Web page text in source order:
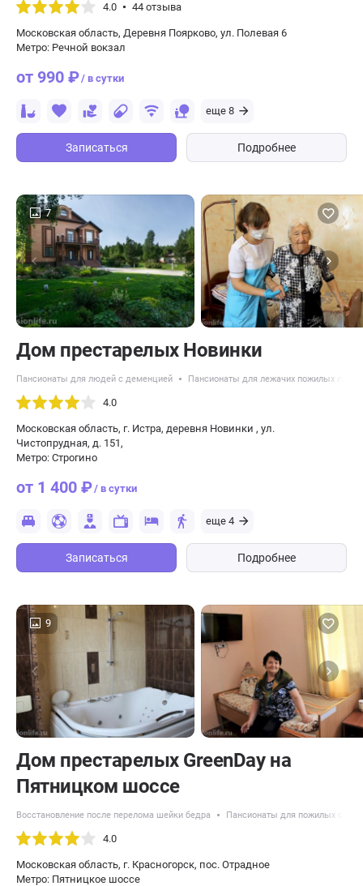
4.0 44 отзыва
Московская область, Деревня Поярково, ул. Полевая 6
Метро: Речной вокзал
от 990 ₽/ в сутки
еще 8
Записаться Подробнее
7
Дом престарелых Новинки
Пансионаты для людей с деменцией Пансионаты для лежачих пожилых
4.0
Московская область, г. Истра, деревня Новинки , ул.
Чистопрудная, д. 151,
Метро: Строгино
от 1 400 ₽/ в сутки
еще 4
Записаться Подробнее
9
Дом престарелых GreenDay на
Пятницком шоссе
Восстановление после перелома шейки бедра Пансионаты для пожилых с
4.0
Московская область, г. Красногорск, пос. Отрадное
Метро: Пятницкое шоссе